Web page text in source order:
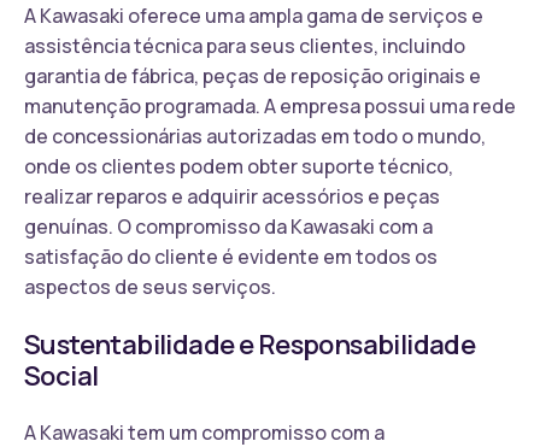
A Kawasaki oferece uma ampla gama de serviços e
assistência técnica para seus clientes, incluindo
garantia de fábrica, peças de reposição originais e
manutenção programada. A empresa possui uma rede
de concessionárias autorizadas em todo o mundo,
onde os clientes podem obter suporte técnico,
realizar reparos e adquirir acessórios e peças
genuínas. O compromisso da Kawasaki com a
satisfação do cliente é evidente em todos os
aspectos de seus serviços.
Sustentabilidade e Responsabilidade
Social
A Kawasaki tem um compromisso com a